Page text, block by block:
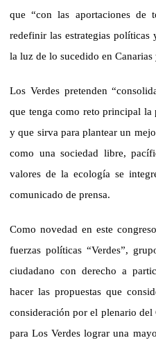
que “con las aportaciones de
redefinir las estrategias políticas
la luz de lo sucedido en
Los Verdes pretenden
que tenga como reto principal
y que sirva para plantear un
como una sociedad libre,
valores de la ecología se
comunicado de prensa.
Como novedad en este
fuerzas políticas “Verdes”,
ciudadano con derecho a
hacer las propuestas que
consideración por el plenario del
para Los Verdes lograr una